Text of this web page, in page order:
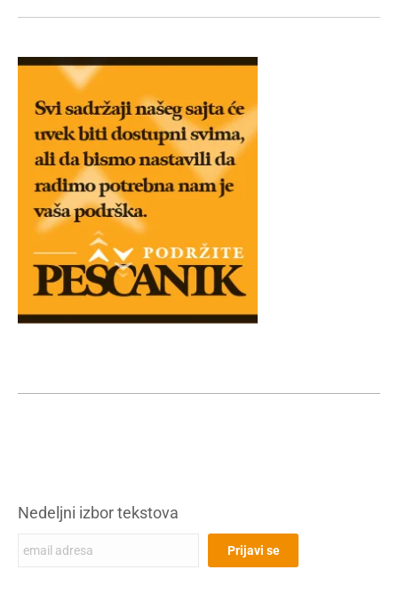
Nedeljni izbor tekstova